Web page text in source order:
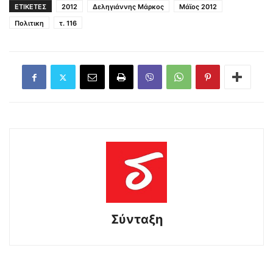
ΕΤΙΚΕΤΕΣ 2012 Δεληγιάννης Μάρκος
Μάϊος 2012
Πολιτικη
τ. 116
Σύνταξη